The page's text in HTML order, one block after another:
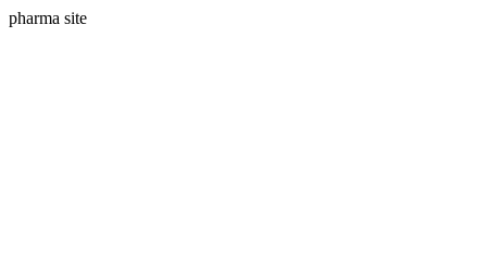
pharma site